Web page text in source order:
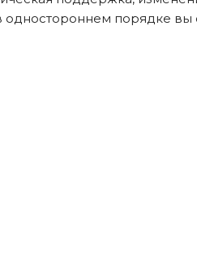
порядке